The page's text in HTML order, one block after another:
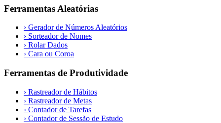
Ferramentas Aleatórias
› Gerador de Números Aleatórios
› Sorteador de Nomes
› Rolar Dados
› Cara ou Coroa
Ferramentas de Produtividade
› Rastreador de Hábitos
› Rastreador de Metas
› Contador de Tarefas
› Contador de Sessão de Estudo